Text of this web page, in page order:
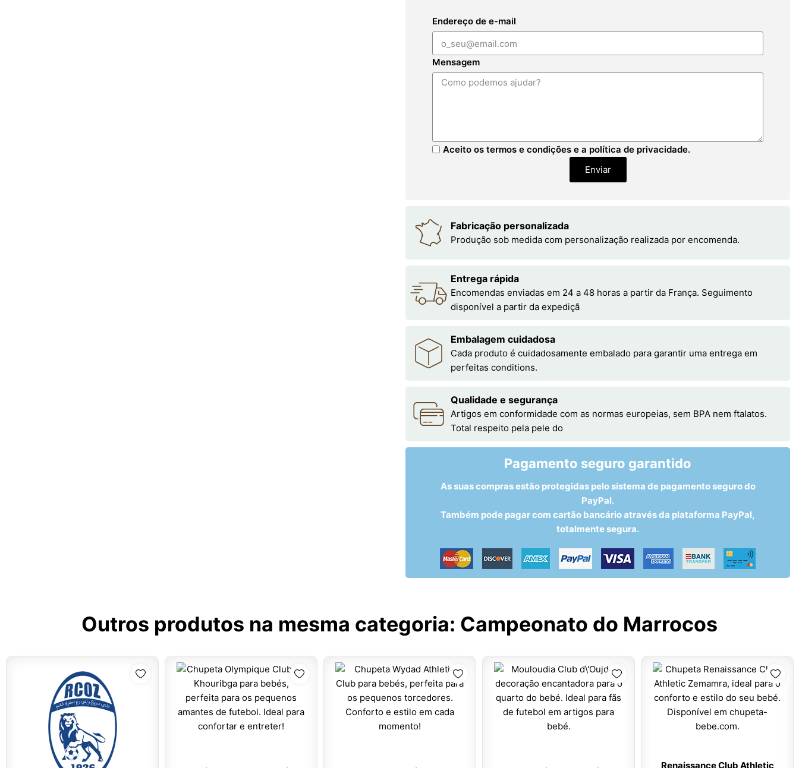
Endereço de e-mail
Mensagem
Aceito os termos e condições e a política de privacidade.
Enviar
Fabricação personalizada
Produção sob medida com personalização realizada por encomenda.
Entrega rápida
Encomendas enviadas em 24 a 48 horas a partir da França. Seguimento
disponível a partir da expediçã
Embalagem cuidadosa
Cada produto é cuidadosamente embalado para garantir uma entrega em
perfeitas conditions.
Qualidade e segurança
Artigos em conformidade com as normas europeias, sem BPA nem ftalatos.
Total respeito pela pele do
Pagamento seguro garantido
As suas compras estão protegidas pelo sistema de pagamento seguro do
PayPal.
Também pode pagar com cartão bancário através da plataforma PayPal,
totalmente segura.
Outros produtos na mesma categoria: Campeonato do Marrocos
Renaissance Club Athletic